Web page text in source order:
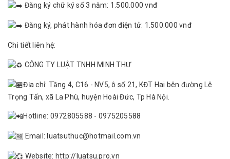
Đăng ký chữ ký số 3 năm: 1.500.000 vnđ
Đăng ký, phát hành hóa đơn điện tử: 1.500.000 vnđ
Chi tiết liên hệ:
CÔNG TY LUẬT TNHH MINH THƯ
Địa chỉ: Tầng 4, C16 - NV5, ô số 21, KĐT Hai bên đường Lê
Trọng Tấn, xã La Phù, huyện Hoài Đức, Tp Hà Nội.
Hotline: 0972805588 - 0975205588
Email: luatsuthuc@hotmail.com.vn
Website: http://luatsu.pro.vn